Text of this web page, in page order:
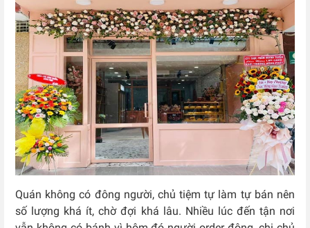
Quán không có đông người, chủ tiệm tự làm tự bán nên
số lượng khá ít, chờ đợi khá lâu. Nhiều lúc đến tận nơi